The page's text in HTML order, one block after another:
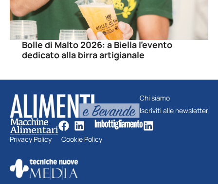
Bolle di Malto 2026: a Biella l’evento
dedicato alla birra artigianale
Chi siamo
Iscriviti alle newsletter
Privacy Policy Cookie Policy